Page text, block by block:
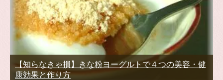
【知らなきゃ損】きな粉ヨーグルトで４つの美容・健
康効果と作り方